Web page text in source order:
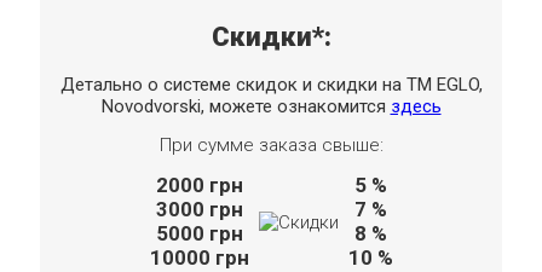
Скидки*:
Детально о системе скидок и скидки на TM EGLO,
Novodvorski, можете ознакомится здесь
При сумме заказа свыше:
2000 грн
3000 грн
5000 грн
10000 грн
5 %
7 %
8 %
10 %